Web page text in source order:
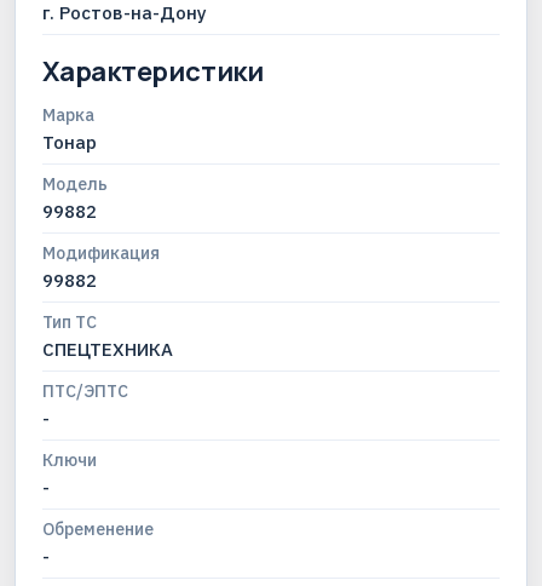
г. Ростов-на-Дону
Характеристики
Марка
Тонар
Модель
99882
Модификация
99882
Тип ТС
СПЕЦТЕХНИКА
ПТС/ЭПТС
-
Ключи
-
Обременение
-